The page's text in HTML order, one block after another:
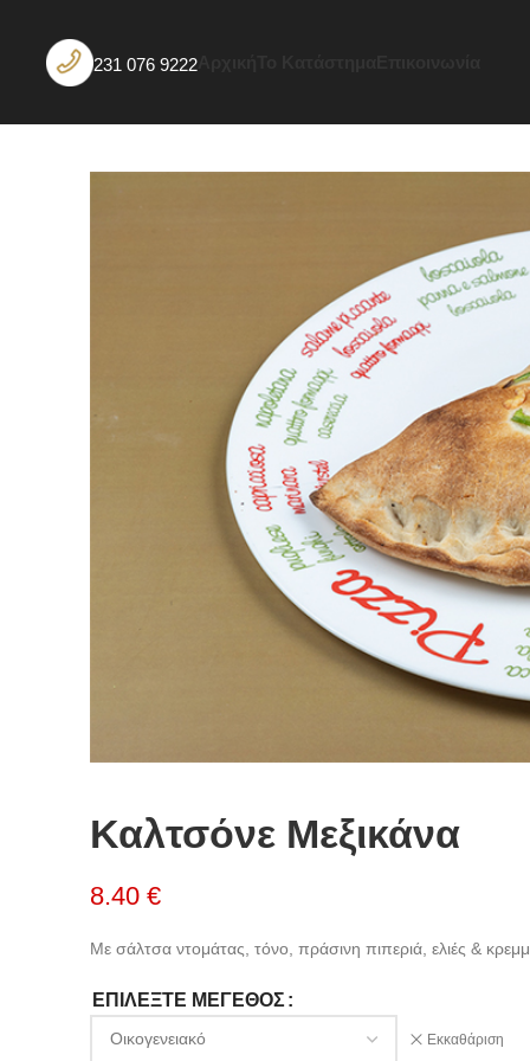
231 076 9222Αρχική
Καλτσόνε Μεξικάνα
8.40 €
Με σάλτσα ντομάτας, τόνο, πράσινη πιπεριά, ελιές &
ΕΠΙΛΈΞΤΕ ΜΈΓΕΘΟΣ
Εκκαθάριση